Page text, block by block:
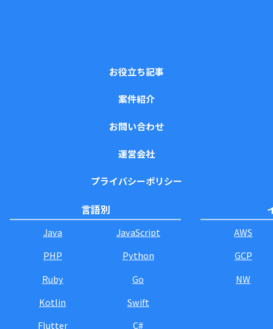
お役立ち記事
案件紹介
お問い合わせ
運営会社
プライバシーポリシー
言語別
Java
JavaScript
PHP
Python
Ruby
Go
Kotlin
Swift
Flutter
C#
AWS
GCP
NW